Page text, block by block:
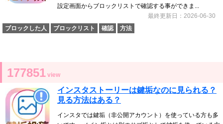
設定画面からブロックリストで確認する事ができま...
最終更新日：2026-06-30
ブロックした人
ブロックリスト 確認 方法
177851 view
インスタストーリーは鍵垢なのに見られる？
見る方法はある？
インスタでは鍵垢（非公開アカウント）を使っている方も多